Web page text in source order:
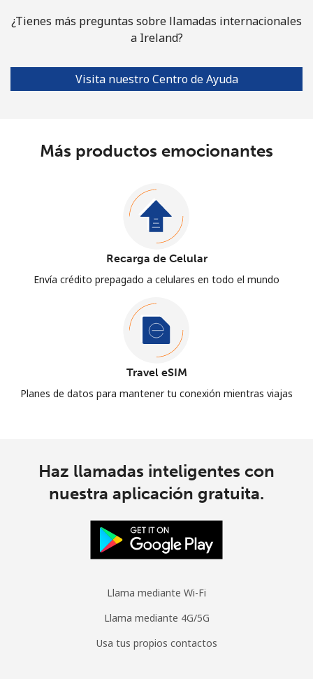
¿Tienes más preguntas sobre llamadas internacionales
a Ireland?
Visita nuestro Centro de Ayuda
Más productos emocionantes
Recarga de Celular
Envía crédito prepagado a celulares en todo el mundo
Travel eSIM
Planes de datos para mantener tu conexión mientras viajas
Haz llamadas inteligentes con
nuestra aplicación gratuita.
Llama mediante Wi-Fi
Llama mediante 4G/5G
Usa tus propios contactos